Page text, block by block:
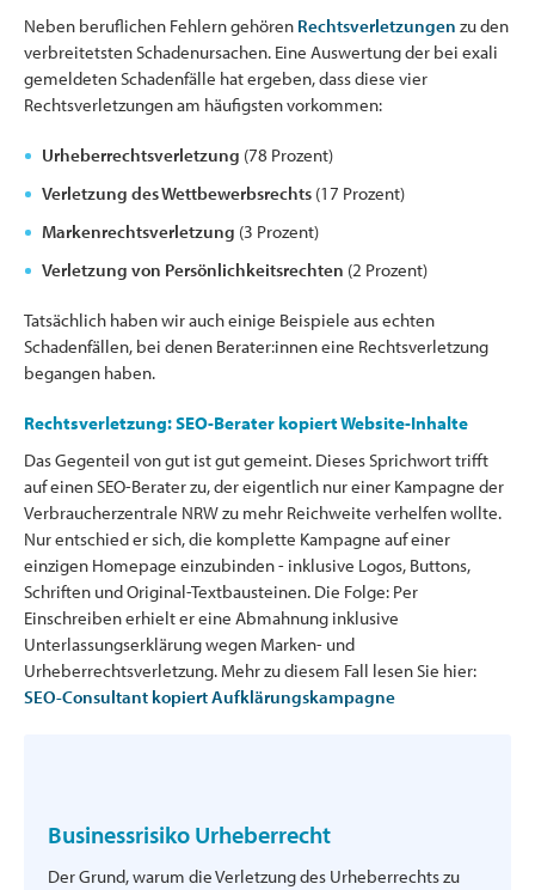
Neben beruflichen Fehlern gehören Rechtsverletzungen zu den
verbreitetsten Schadenursachen. Eine Auswertung der bei exali
gemeldeten Schadenfälle hat ergeben, dass diese vier
Rechtsverletzungen am häufigsten vorkommen:
Urheberrechtsverletzung (78 Prozent)
Verletzung des Wettbewerbsrechts (17 Prozent)
Markenrechtsverletzung (3 Prozent)
Verletzung von Persönlichkeitsrechten (2 Prozent)
Tatsächlich haben wir auch einige Beispiele aus echten
Schadenfällen, bei denen Berater:innen eine Rechtsverletzung
begangen haben.
Rechtsverletzung: SEO-Berater kopiert Website-Inhalte
Das Gegenteil von gut ist gut gemeint. Dieses Sprichwort trifft
auf einen SEO-Berater zu, der eigentlich nur einer Kampagne der
Verbraucherzentrale NRW zu mehr Reichweite verhelfen wollte.
Nur entschied er sich, die komplette Kampagne auf einer
einzigen Homepage einzubinden - inklusive Logos, Buttons,
Schriften und Original-Textbausteinen. Die Folge: Per
Einschreiben erhielt er eine Abmahnung inklusive
Unterlassungserklärung wegen Marken- und
Urheberrechtsverletzung. Mehr zu diesem Fall lesen Sie hier:
SEO-Consultant kopiert Aufklärungskampagne
Businessrisiko Urheberrecht
Der Grund, warum die Verletzung des Urheberrechts zu